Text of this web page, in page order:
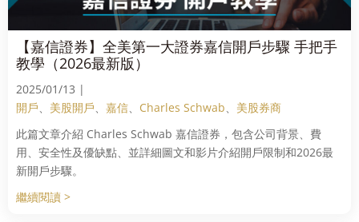
【嘉信證券】全美第一大證券嘉信開戶步驟 手把手
教學（2026最新版）
2025/01/13 |
開戶、 美股開戶、 嘉信、 Charles Schwab、 美股券商
此篇文章介紹 Charles Schwab 嘉信證券，包含公司背景、費
用、安全性及優缺點、並詳細圖文和影片介紹開戶限制和2026最
新開戶步驟。
繼續閱讀 >